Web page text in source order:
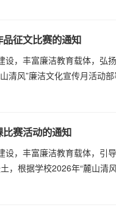
征文比赛的通知
，丰富廉洁教育载体，弘
清风”廉洁文化宣传月活动
赛活动的通知
设，丰富廉洁教育载体，引
，根据学校2026年“麓山清